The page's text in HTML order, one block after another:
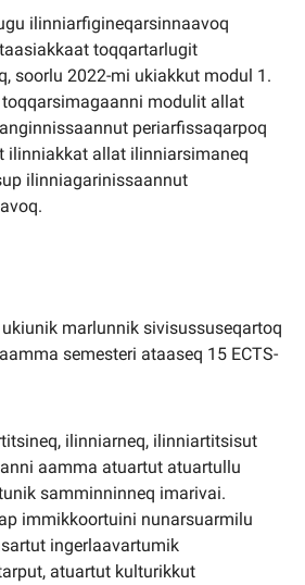
ilinniarfigineqarsinnaavoq
toqqartarlugit
soorlu 2022-mi ukiakkut modul 1.
modulit allat
periarfissaqarpoq
ilinniakkat allat ilinniarsimaneq
ilinniagarinissaannut
marlunnik sivisussuseqartoq
semesteri ataaseq 15 ECTS-
ilinniarneq, ilinniartitsisut
aamma atuartut atuartullu
samminninneq imarivai.
immikkoortuini nunarsuarmilu
ingerlaavartumik
atuartut kulturikkut